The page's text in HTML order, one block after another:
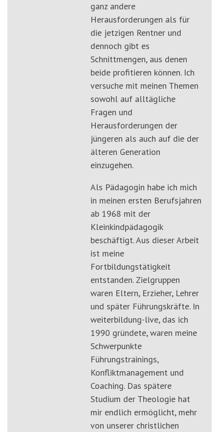
ganz andere
Herausforderungen als für
die jetzigen Rentner und
dennoch gibt es
Schnittmengen, aus denen
beide profitieren können. Ich
versuche mit meinen Themen
sowohl auf alltägliche
Fragen und
Herausforderungen der
jüngeren als auch auf die der
älteren Generation
einzugehen.
Als Pädagogin habe ich mich
in meinen ersten Berufsjahren
ab 1968 mit der
Kleinkindpädagogik
beschäftigt. Aus dieser Arbeit
ist meine
Fortbildungstätigkeit
entstanden. Zielgruppen
waren Eltern, Erzieher, Lehrer
und später Führungskräfte. In
weiterbildung-live, das ich
1990 gründete, waren meine
Schwerpunkte
Führungstrainings,
Konfliktmanagement und
Coaching. Das spätere
Studium der Theologie hat
mir endlich ermöglicht, mehr
von unserer christlichen